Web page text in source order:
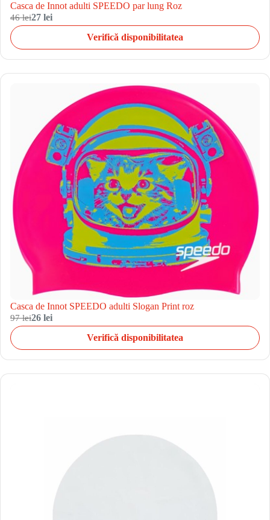
Casca de Innot adulti SPEEDO par lung Roz
46 lei27 lei
Verifică disponibilitatea
Casca de Innot SPEEDO adulti Slogan Print roz
97 lei26 lei
Verifică disponibilitatea